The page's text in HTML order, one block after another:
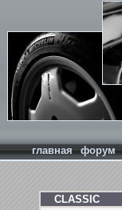
главная форум
CLASSIC